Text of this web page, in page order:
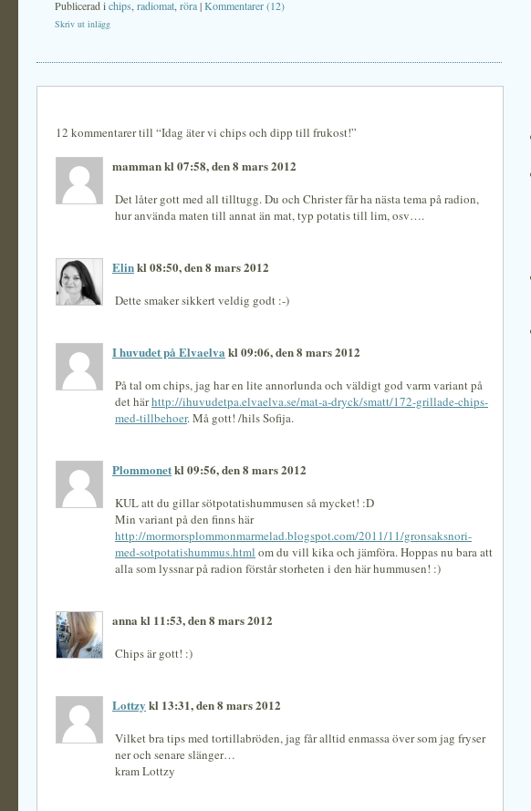
Publicerad ichips radiomat röra|Kommentarer (12)
Skriv ut inlägg
12 kommentarer till “Idag äter vi chips och dipp till frukost!”
mamman kl 07:58, den 8 mars 2012
Det låter gott med all tilltugg. Du och Christer får ha nästa tema på radion,
hur använda maten till annat än mat, typ potatis till lim, osv….
Elinkl 08:50, den 8 mars 2012
Dette smaker sikkert veldig godt :-)
I huvudet på Elvaelva kl 09:06, den 8 mars 2012
På tal om chips, jag har en lite annorlunda och väldigt god varm variant på
det härhttp://ihuvudetpa.elvaelva.se/mat-a-dryck/smatt/172-grillade-chips-
med-tillbehoer. Må gott! /hils Sofija.
Plommonetkl 09:56, den 8 mars 2012
KUL att du gillar sötpotatishummusen så mycket! :D
Min variant på den finns här
http://mormorsplommonmarmelad.blogspot.com/2011/11/gronsaksnori-
med-sotpotatishummus.html om du vill kika och jämföra. Hoppas nu bara att
alla som lyssnar på radion förstår storheten i den här hummusen! :)
anna kl 11:53, den 8 mars 2012
Chips är gott! :)
Lottzy kl 13:31, den 8 mars 2012
Vilket bra tips med tortillabröden, jag får alltid enmassa över som jag fryser
ner och senare slänger…
kram Lottzy